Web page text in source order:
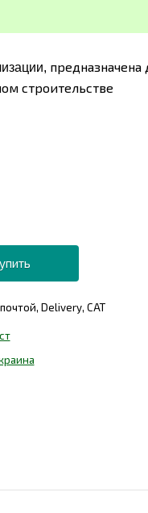
строительстве
Delivery, САТ